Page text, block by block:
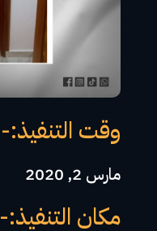
وقت التنفيذ:-
مارس 2, 2020
مكان التنفيذ:-